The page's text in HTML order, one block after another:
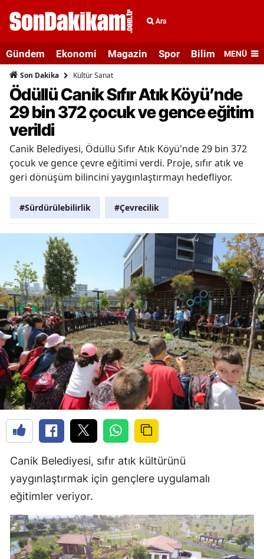
Ara
Gündem Ekonomi Magazin Spor Bilim veMENÜ
Son Dakika Kültür Sanat
Ödüllü Canik Sıfır Atık Köyü’nde
29 bin 372 çocuk ve gence eğitim
verildi
Canik Belediyesi, Ödüllü Sıfır Atık Köyü'nde 29 bin 372
çocuk ve gence çevre eğitimi verdi. Proje, sıfır atık ve
geri dönüşüm bilincini yaygınlaştırmayı hedefliyor.
#Sürdürülebilirlik #Çevrecilik
Canik Belediyesi, sıfır atık kültürünü
yaygınlaştırmak için gençlere uygulamalı
eğitimler veriyor.